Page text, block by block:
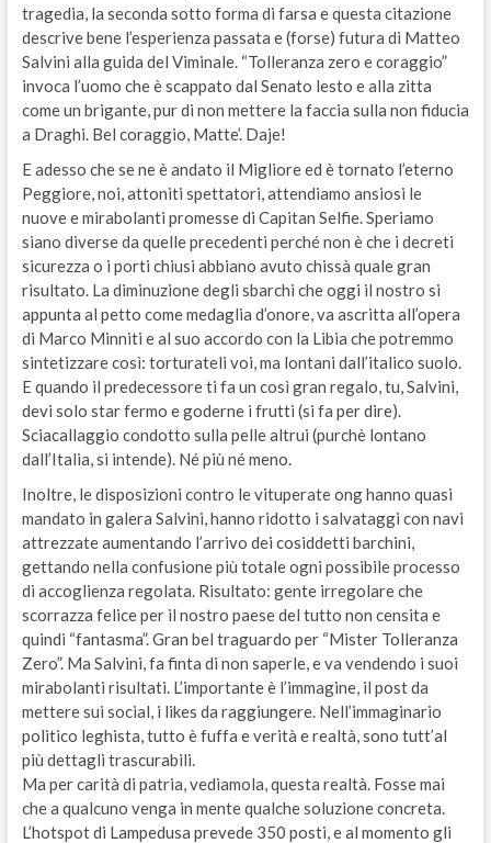
tragedia, la seconda sotto forma di farsa e questa citazione
descrive bene l’esperienza passata e (forse) futura di Matteo
Salvini alla guida del Viminale. “Tolleranza zero e coraggio”
invoca l’uomo che è scappato dal Senato lesto e alla zitta
come un brigante, pur di non mettere la faccia sulla non fiducia
a Draghi. Bel coraggio, Matte’. Daje!
E adesso che se ne è andato il Migliore ed è tornato l’eterno
Peggiore, noi, attoniti spettatori, attendiamo ansiosi le
nuove e mirabolanti promesse di Capitan Selfie. Speriamo
siano diverse da quelle precedenti perché non è che i decreti
sicurezza o i porti chiusi abbiano avuto chissà quale gran
risultato. La diminuzione degli sbarchi che oggi il nostro si
appunta al petto come medaglia d’onore, va ascritta all’opera
di Marco Minniti e al suo accordo con la Libia che potremmo
sintetizzare così: torturateli voi, ma lontani dall’italico suolo.
E quando il predecessore ti fa un così gran regalo, tu, Salvini,
devi solo star fermo e goderne i frutti (si fa per dire).
Sciacallaggio condotto sulla pelle altrui (purchè lontano
dall’Italia, si intende). Né più né meno.
Inoltre, le disposizioni contro le vituperate ong hanno quasi
mandato in galera Salvini, hanno ridotto i salvataggi con navi
attrezzate aumentando l’arrivo dei cosiddetti barchini,
gettando nella confusione più totale ogni possibile processo
di accoglienza regolata. Risultato: gente irregolare che
scorrazza felice per il nostro paese del tutto non censita e
quindi “fantasma”. Gran bel traguardo per “Mister Tolleranza
Zero”. Ma Salvini, fa finta di non saperle, e va vendendo i suoi
mirabolanti risultati. L’importante è l’immagine, il post da
mettere sui social, i likes da raggiungere. Nell’immaginario
politico leghista, tutto è fuffa e verità e realtà, sono tutt’al
più dettagli trascurabili.
Ma per carità di patria, vediamola, questa realtà. Fosse mai
che a qualcuno venga in mente qualche soluzione concreta.
L’hotspot di Lampedusa prevede 350 posti, e al momento gli